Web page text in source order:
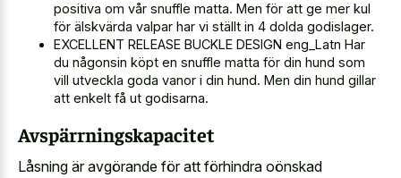
positiva om vår snuffle matta. Men för att ge mer kul
för älskvärda valpar har vi ställt in 4 dolda godislager.
EXCELLENT RELEASE BUCKLE DESIGN eng_Latn Har
du någonsin köpt en snuffle matta för din hund som
vill utveckla goda vanor i din hund. Men din hund gillar
att enkelt få ut godisarna.
Avspärrningskapacitet
Låsning är avgörande för att förhindra oönskad